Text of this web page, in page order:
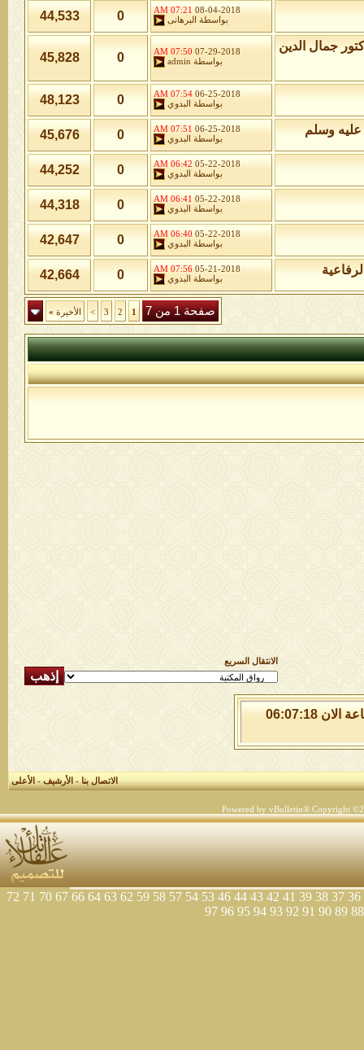
08-04-2018
07:21 AM
بواسطة
البرهانى 0
44,533
جمال الدين 07-29-2018
07:50 AM
بواسطة admin
0
45,828
06-25-2018
07:54 AM
بواسطة
البدوي 0
48,123
عليه وسلم 06-25-2018
07:51 AM
بواسطة
البدوي 0
45,676
05-22-2018
06:42 AM
بواسطة
البدوي 0
44,252
05-22-2018
06:41 AM
بواسطة
البدوي 0
44,318
05-22-2018
06:40 AM
بواسطة
البدوي 0
42,647
05-21-2018
07:56 AM
بواسطة
البدوي 0
42,664
صفحة 1 من 7 1
2
3
> الأخيرة »
الانتقال السريع
الخميس 6 من اغسطس 2026 , الساعة الان 06:07:18
الاتصال بنا-الأرشيف-الأعلى
Powered by vBulletin® Copyright
36
37
38
39
41
42
43
44
46
53
54
57
58
59
62
63
64
66
67
70
71
72
88
89
90
91
92
93
94
95
96
97